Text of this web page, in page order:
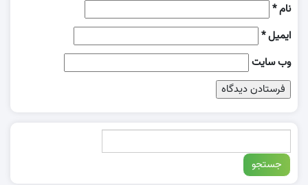
نام*
ایمیل*
وب‌ سایت